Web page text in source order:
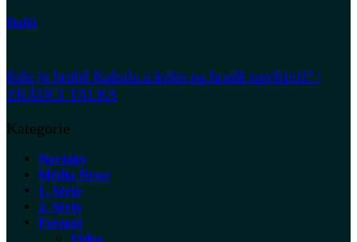
Další
Kdo je hrabě Kakula a koho na hradě navštívil? |
ZRÁDCI TALKS
Kategorie
Novinky
Média News
1. Série
2. Série
Formát
Videa